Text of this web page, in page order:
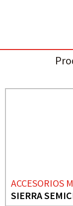
ACCESORIOS
SIERRA